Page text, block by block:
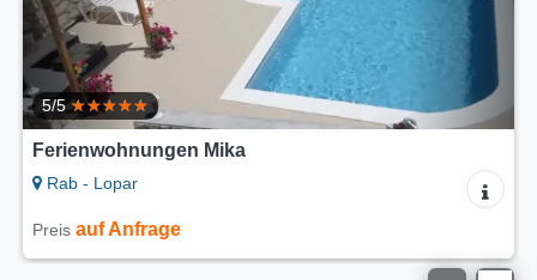
Ferienwohnungen Lidija
Rab - Lopar
Preis auf Anfrage